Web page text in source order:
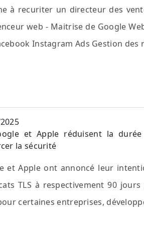
à recuriter un directeur des
web - Maitrise de Google
Instagram Ads Gestion des
et Apple réduisent la
la sécurité
et Apple ont annoncé leur
TLS à respectivement 90
certaines entreprises,